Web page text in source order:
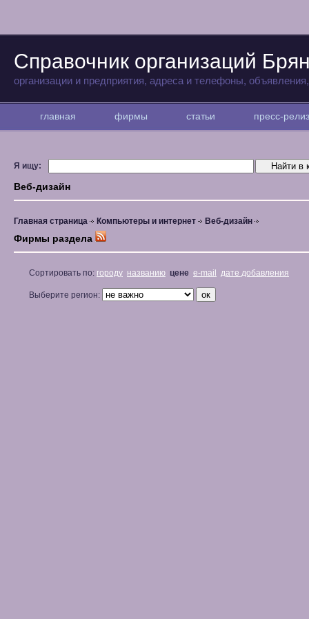
Справочник организаций
организации и предприятия, адреса и телефоны,
главная фирмы статьи пресс-
Я ищу:
Веб-дизайн
Главная страница Компьютеры и интернет Веб-дизайн
Фирмы раздела
Сортировать по: городу названию цене e-mail дате добавления
Выберите регион: